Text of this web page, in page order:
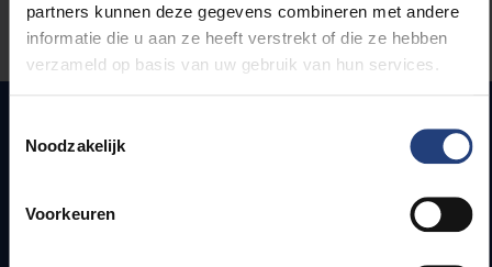
partners kunnen deze gegevens combineren met andere
informatie die u aan ze heeft verstrekt of die ze hebben
verzameld op basis van uw gebruik van hun services.
Noodzakelijk
Voorkeuren
Laat het ons weten
Webmail